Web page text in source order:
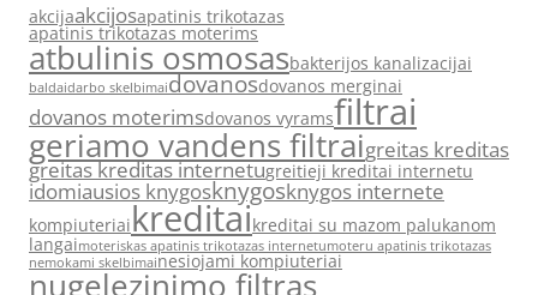
akcijaakcijosapatinis trikotazas
apatinis trikotazas moterims
atbulinis osmosasbakterijos kanalizacijai
baldaidarbo skelbimaidovanosdovanos merginai
dovanos moterimsdovanos vyramsfiltrai
geriamo vandens filtraigreitas kreditas
greitas kreditas internetugreitieji kreditai internetu
idomiausios knygosknygosknygos internete
kompiuteriaikreditaikreditai su mazom palukanom
langaimoteriskas apatinis trikotazas internetumoteru apatinis trikotazas
nemokami skelbimainesiojami kompiuteriai
nugelezinimo filtras